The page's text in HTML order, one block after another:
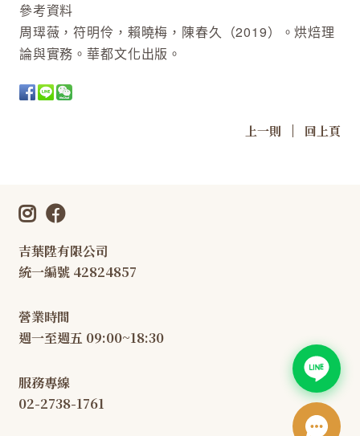
參考資料
周璻薇，符明伶，賴曉梅，陳春久（2019）。烘焙理
論與實務。華都文化出版。
上一則 | 回上頁
吉葉陞有限公司
統一編號 42824857
營業時間
週一至週五 09:00~18:30
服務專線
02-2738-1761